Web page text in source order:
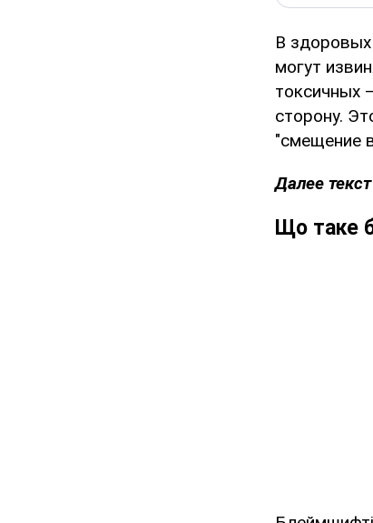
В здоровых
могут
токсичных
сторону.
"смещение
Далее
Що таке